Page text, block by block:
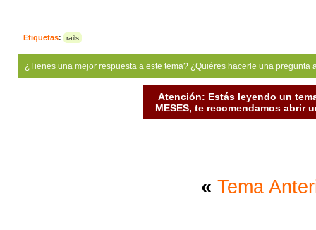
Etiquetas: rails
¿Tienes una mejor respuesta a este tema? ¿Quiéres hacerle una
Atención: Estás leyendo un
MESES, te recomendamos abrir
« Tema